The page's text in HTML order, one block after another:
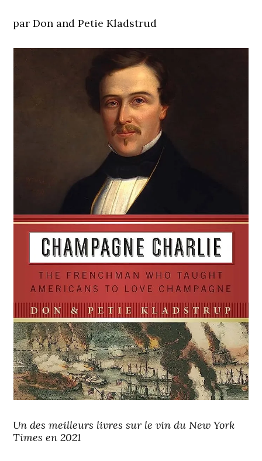
par Don and Petie Kladstrud
Un des meilleurs livres sur le vin du New York
Times en 2021